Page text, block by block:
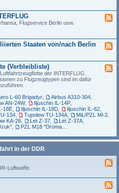
Flugservice Berlin usw.
Staaten von/nach Berlin
(Verbleibliste)
der INTERFLUG.
zu Flugzeugtypen sind im dafür
L-60 Brigadyr Airbus A310-304
AN-24W Iljuschin IL-14P
18E Iljuschin IL-18D Iljuschin IL-62
134 Tupolew TU-134A MiL/PZL Mi-2
KA-26 Let Z-37 Let Z-37A
in der DDR
Luftwaffe.